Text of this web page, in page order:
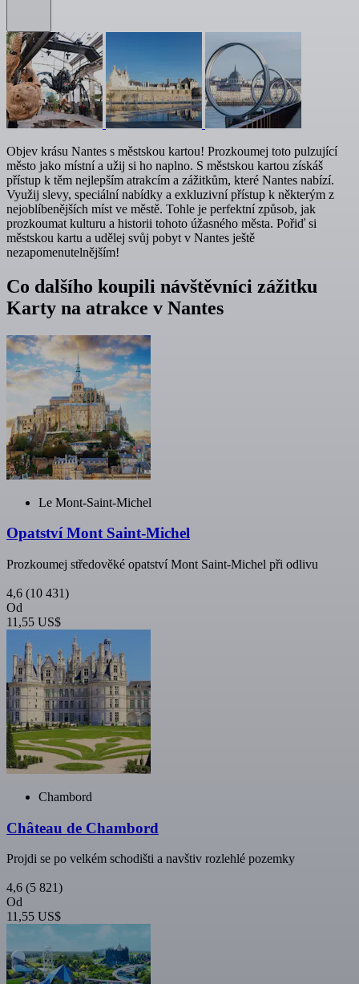
Objev krásu Nantes s městskou kartou! Prozkoumej toto pulzující
město jako místní a užij si ho naplno. S městskou kartou získáš
přístup k těm nejlepším atrakcím a zážitkům, které Nantes nabízí.
Využij slevy, speciální nabídky a exkluzivní přístup k některým z
nejoblíbenějších míst ve městě. Tohle je perfektní způsob, jak
prozkoumat kulturu a historii tohoto úžasného města. Pořiď si
městskou kartu a udělej svůj pobyt v Nantes ještě
nezapomenutelnějším!
Co dalšího koupili návštěvníci zážitku
Karty na atrakce v Nantes
Le Mont-Saint-Michel
Opatství Mont Saint-Michel
Prozkoumej středověké opatství Mont Saint-Michel při odlivu
4,6 (10 431)
Od
11,55 US$
Chambord
Château de Chambord
Projdi se po velkém schodišti a navštiv rozlehlé pozemky
4,6 (5 821)
Od
11,55 US$